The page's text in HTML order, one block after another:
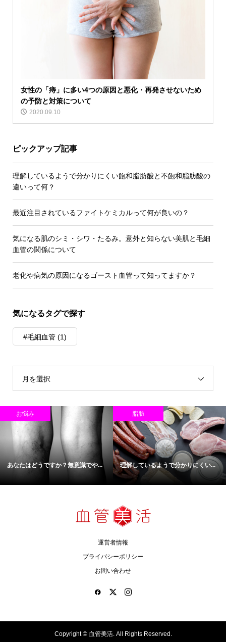
女性の「痔」に多い4つの原因と悪化・再発させないため
の予防と対策について
2020.09.10
ピックアップ記事
理解しているようで分かりにくい飽和脂肪酸と不飽和脂肪酸の
違いって何？
最近注目されているファイトケミカルって何が良いの？
気になる肌のシミ・シワ・たるみ。意外と知らない美肌と毛細
血管の関係について
老化や病気の原因になるゴースト血管って知ってますか？
気になるタグで探す
#毛細血管 (1)
月を選択
お悩み
あなたはどうですか？無意識でや...
脂肪
理解しているようで分かりにくい...
運営者情報
プライバシーポリシー
お問い合わせ
Copyright ©血管美活. All Rights Reserved.